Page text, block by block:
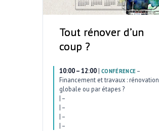
Tout rénover d’un
coup ?
10:00 – 12:00 | CONFÉRENCE –
Financement et travaux : rénovation
globale ou par étapes ?
| –
| –
| –
| –